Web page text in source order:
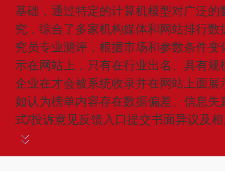
基础，通过特定的计算机模型对广泛
究，综合了多家机构媒体和网站排行
究员专业测评，根据市场和参数条件
示在网站上，只有在行业出名、具有
企业在才会被系统收录并在网站上面
如认为榜单内容存在数据偏差、信息
式/投诉意见反馈入口提交书面异议及